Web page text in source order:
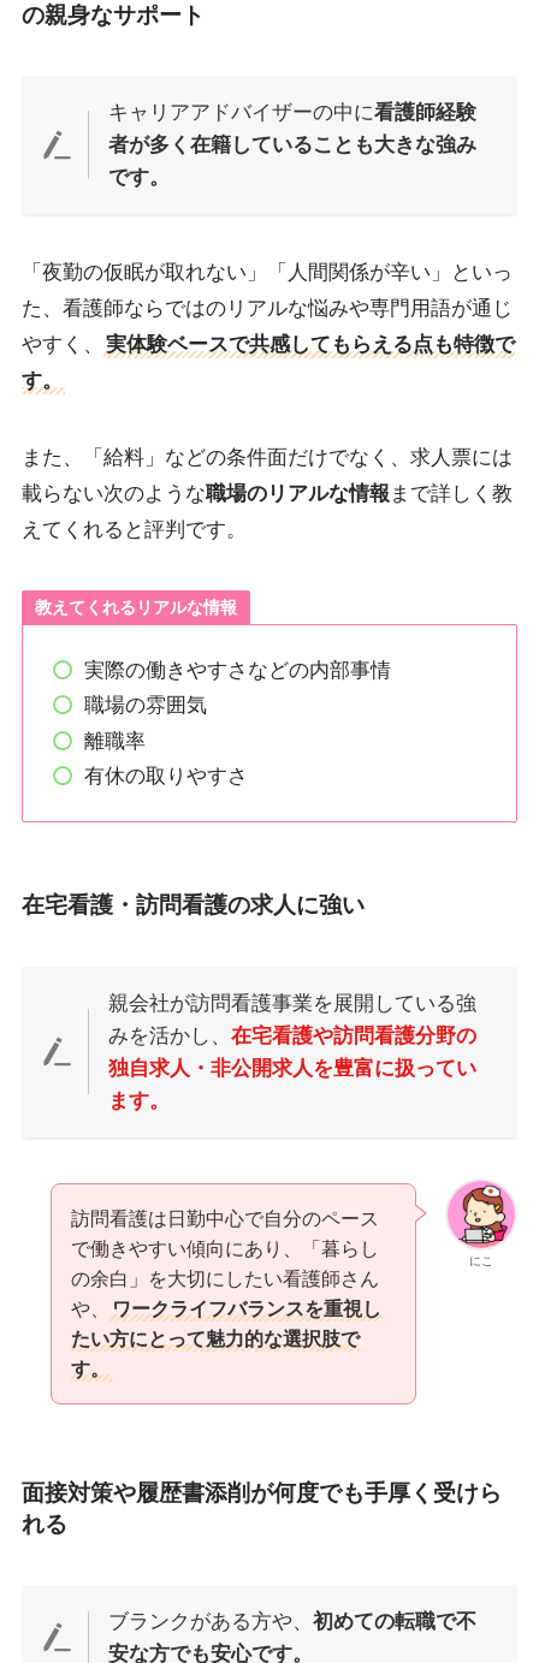
の親身なサポート
キャリアアドバイザーの中に看護師経験
者が多く在籍していることも大きな強み
です。
「夜勤の仮眠が取れない」「人間関係が辛い」といっ
た、看護師ならではのリアルな悩みや専門用語が通じ
やすく、
実体験ベースで共感してもらえる点も特徴で
す。
また、「給料」などの条件面だけでなく、求人票には
載らない次のような職場のリアルな情報 まで詳しく教
えてくれると評判です。
教えてくれるリアルな情報
実際の働きやすさなどの内部事情
職場の雰囲気
離職率
有休の取りやすさ
在宅看護・訪問看護の求人に強い
親会社が訪問看護事業を展開している強
みを活かし、在宅看護や訪問看護分野の
独自求人・非公開求人を豊富に扱ってい
ます。
にこ
訪問看護は日勤中心で自分のペース
で働きやすい傾向にあり、「暮らし
の余白」を大切にしたい看護師さん
や、
ワークライフバランスを重視し
たい方にとって魅力的な選択肢で
す。
面接対策や履歴書添削が何度でも手厚く受けら
れる
ブランクがある方や、初めての転職で不
安な方でも安心です。